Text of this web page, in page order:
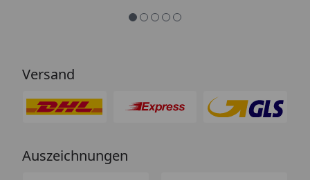
Versand
Auszeichnungen